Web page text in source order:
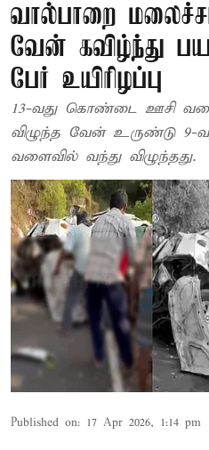
வால்பாறை
வேன் கவிழ்ந்து
பேர் உயிரிழப்பு
13-வது கொண்டை ஊசி
விழுந்த வேன் உருண்டு
வளைவில் வந்து விழுந்தது.
Published on: 17 Apr 2026, 1:14 pm